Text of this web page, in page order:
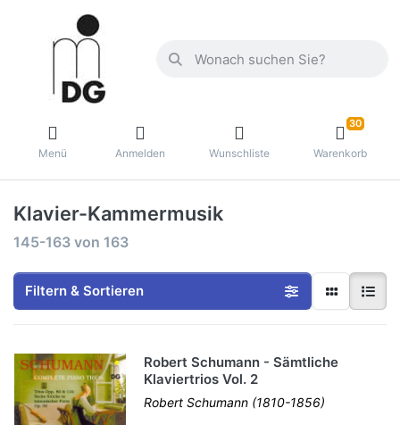
Menü Anmelden Wunschliste
30
Warenkorb
Klavier-Kammermusik
145-163 von 163
Filtern & Sortieren
Robert Schumann - Sämtliche
Klaviertrios Vol. 2
Robert Schumann (1810-1856)